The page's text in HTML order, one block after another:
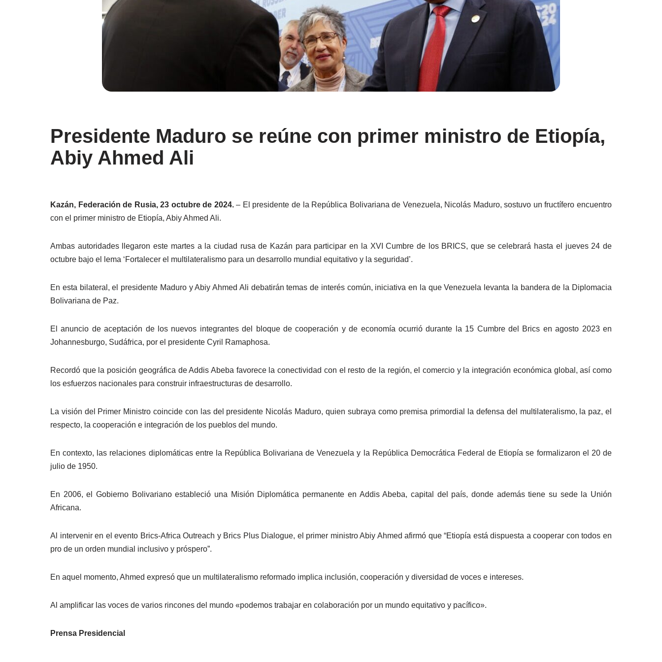
Presidente Maduro se reúne con primer ministro de Etiopía,
Abiy Ahmed Ali
Kazán, Federación de Rusia, 23 octubre de 2024.– El presidente de la República Bolivariana de Venezuela, Nicolás Maduro, sostuvo un fructífero encuentro
con el primer ministro de Etiopía, Abiy Ahmed Ali.
Ambas autoridades llegaron este martes a la ciudad rusa de Kazán para participar en la XVI Cumbre de los BRICS, que se celebrará hasta el jueves 24 de
octubre bajo el lema ‘Fortalecer el multilateralismo para un desarrollo mundial equitativo y la seguridad’.
En esta bilateral, el presidente Maduro y Abiy Ahmed Ali debatirán temas de interés común, iniciativa en la que Venezuela levanta la bandera de la Diplomacia
Bolivariana de Paz.
El anuncio de aceptación de los nuevos integrantes del bloque de cooperación y de economía ocurrió durante la 15 Cumbre del Brics en agosto 2023 en
Johannesburgo, Sudáfrica, por el presidente Cyril Ramaphosa.
Recordó que la posición geográfica de Addis Abeba favorece la conectividad con el resto de la región, el comercio y la integración económica global, así como
los esfuerzos nacionales para construir infraestructuras de desarrollo.
La visión del Primer Ministro coincide con las del presidente Nicolás Maduro, quien subraya como premisa primordial la defensa del multilateralismo, la paz, el
respecto, la cooperación e integración de los pueblos del mundo.
En contexto, las relaciones diplomáticas entre la República Bolivariana de Venezuela y la República Democrática Federal de Etiopía se formalizaron el 20 de
julio de 1950.
En 2006, el Gobierno Bolivariano estableció una Misión Diplomática permanente en Addis Abeba, capital del país, donde además tiene su sede la Unión
Africana.
Al intervenir en el evento Brics-Africa Outreach y Brics Plus Dialogue, el primer ministro Abiy Ahmed afirmó que “Etiopía está dispuesta a cooperar con todos en
pro de un orden mundial inclusivo y próspero”.
En aquel momento, Ahmed expresó que un multilateralismo reformado implica inclusión, cooperación y diversidad de voces e intereses.
Al amplificar las voces de varios rincones del mundo «podemos trabajar en colaboración por un mundo equitativo y pacífico».
Prensa Presidencial